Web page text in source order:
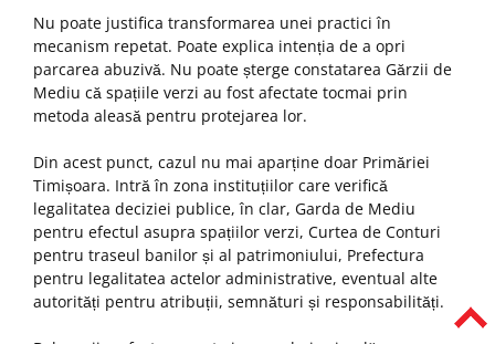
Nu poate justifica transformarea unei practici în
mecanism repetat. Poate explica intenția de a opri
parcarea abuzivă. Nu poate șterge constatarea Gărzii de
Mediu că spațiile verzi au fost afectate tocmai prin
metoda aleasă pentru protejarea lor.
Din acest punct, cazul nu mai aparține doar Primăriei
Timișoara. Intră în zona instituțiilor care verifică
legalitatea deciziei publice, în clar, Garda de Mediu
pentru efectul asupra spațiilor verzi, Curtea de Conturi
pentru traseul banilor și al patrimoniului, Prefectura
pentru legalitatea actelor administrative, eventual alte
autorități pentru atribuții, semnături și responsabilități.